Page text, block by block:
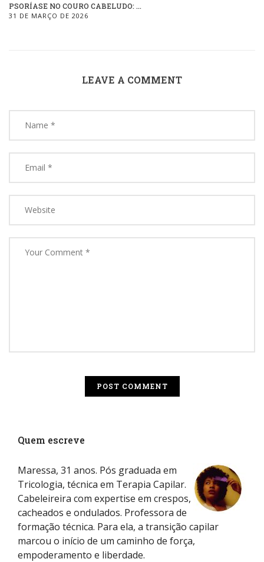
PSORÍASE NO COURO CABELUDO: ...
31 DE MARÇO DE 2026
LEAVE A COMMENT
Quem escreve
Maressa, 31 anos. Pós graduada em
Tricologia, técnica em Terapia Capilar.
Cabeleireira com expertise em crespos,
cacheados e ondulados. Professora de
formação técnica. Para ela, a transição capilar
marcou o início de um caminho de força,
empoderamento e liberdade.